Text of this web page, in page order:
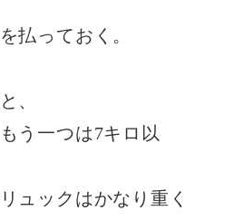
払っておく。
、
う一つは7キロ以
ュックはかなり重く